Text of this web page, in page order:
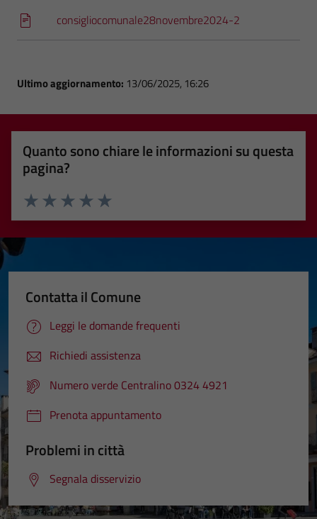
consigliocomunale28novembre2024-2
Ultimo aggiornamento: 13/06/2025, 16:26
Quanto sono chiare le informazioni su questa
pagina?
Valuta 5 stelle su 5
Valuta 4 stelle su 5
Valuta 3 stelle su 5
Valuta 2 stelle su 5
Valuta 1 stelle su 5
Contatta il Comune
Leggi le domande frequenti
Richiedi assistenza
Numero verde Centralino 0324 4921
Prenota appuntamento
Problemi in città
Segnala disservizio